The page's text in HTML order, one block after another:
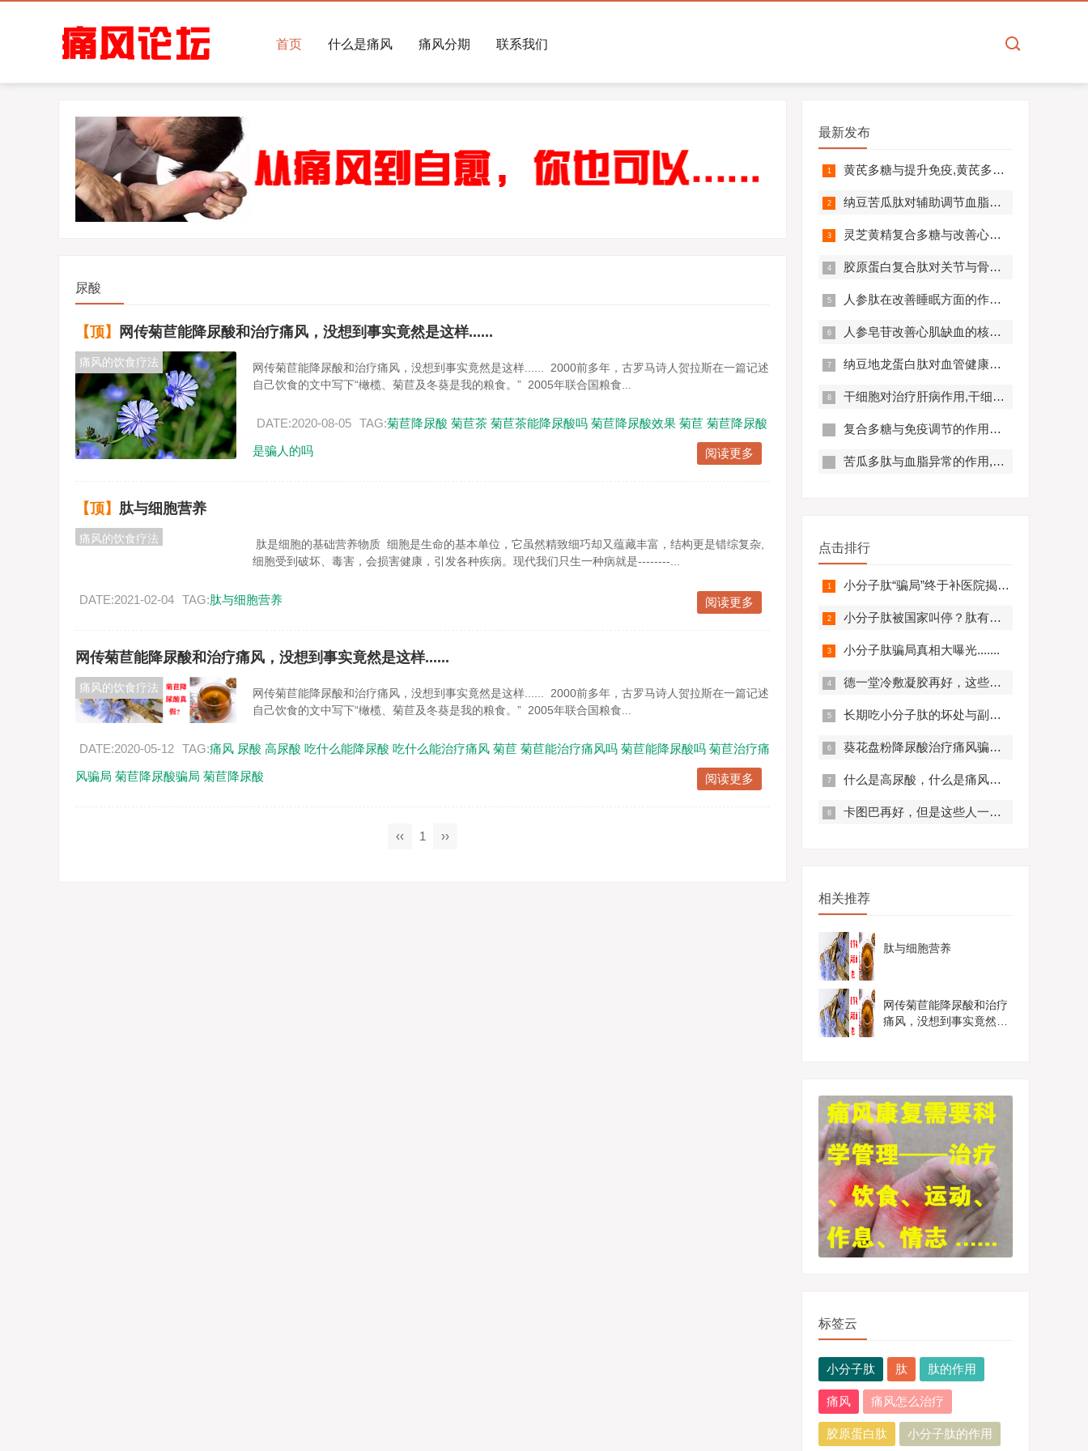
首页 什么是痛风 痛风分期 联系我们
尿酸
【顶】 网传菊苣能降尿酸和治疗痛风，没想到事实竟然是这样......
痛风的饮食疗法
网传菊苣能降尿酸和治疗痛风，没想到事实竟然是这样...... 2000前多年，古罗马诗人贺拉斯在一篇记述
自己饮食的文中写下“橄榄、菊苣及冬葵是我的粮食。” 2005年联合国粮食...
DATE:2020-08-05 TAG:菊苣降尿酸 菊苣茶 菊苣茶能降尿酸吗 菊苣降尿酸效果 菊苣 菊苣降尿酸
是骗人的吗
阅读更多
【顶】 肽与细胞营养
痛风的饮食疗法
肽是细胞的基础营养物质 细胞是生命的基本单位，它虽然精致细巧却又蕴藏丰富，结构更是错综复杂,
细胞受到破坏、毒害，会损害健康，引发各种疾病。现代我们只生一种病就是--------...
DATE:2021-02-04 TAG:肽与细胞营养 阅读更多
网传菊苣能降尿酸和治疗痛风，没想到事实竟然是这样......
痛风的饮食疗法
网传菊苣能降尿酸和治疗痛风，没想到事实竟然是这样...... 2000前多年，古罗马诗人贺拉斯在一篇记述
自己饮食的文中写下“橄榄、菊苣及冬葵是我的粮食。” 2005年联合国粮食...
DATE:2020-05-12 TAG:痛风 尿酸 高尿酸 吃什么能降尿酸 吃什么能治疗痛风 菊苣 菊苣能治疗痛风吗 菊苣能降尿酸吗 菊苣治疗痛
风骗局 菊苣降尿酸骗局 菊苣降尿酸 阅读更多
‹‹ 1 ››
最新发布
黄芪多糖与提升免疫,黄芪多糖对免疫相关疾病营养干预价值分析！
纳豆苦瓜肽对辅助调节血脂血压的作用机制,应用效果如何？
灵芝黄精复合多糖与改善心肺功能的机制及临床应用分析
胶原蛋白复合肽对关节与骨骼的作用,胶原蛋白复合肽效果怎么样?
人参肽在改善睡眠方面的作用机制及应用分析
人参皂苷改善心肌缺血的核心机制,应用效果怎么样？
纳豆地龙蛋白肽对血管健康的好处,纳豆地龙蛋白肽对预防心脑血管疾病有帮助吗？
干细胞对治疗肝病作用,干细胞对肝硬化有作用吗?
复合多糖与免疫调节的作用原理及优势分析
苦瓜多肽与血脂异常的作用,苦瓜多肽调节脂代谢效果好吗？
点击排行
小分子肽“骗局”终于补医院揭开，结果太可怕.........
小分子肽被国家叫停？肽有副作用？必看！
小分子肽骗局真相大曝光.......
德一堂冷敷凝胶再好，这些人一定不要用！还有些人必须..........
长期吃小分子肽的坏处与副作用，肽与蛋白质的区别
葵花盘粉降尿酸治疗痛风骗局？真实曝光，赶紧来看！
什么是高尿酸，什么是痛风？痛风有什么症状？
卡图巴再好，但是这些人一定不要服用！
相关推荐
肽与细胞营养
网传菊苣能降尿酸和治疗
痛风，没想到事实竟然是
标签云
小分子肽 肽 肽的作用
痛风 痛风怎么治疗
胶原蛋白肽 小分子肽的作用